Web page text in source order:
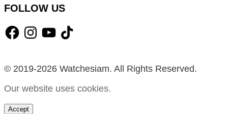
FOLLOW US
FacebookInstagramYouTube
TikTok
© 2019-2026 Watchesiam. All Rights Reserved.
Our website uses cookies.
Accept